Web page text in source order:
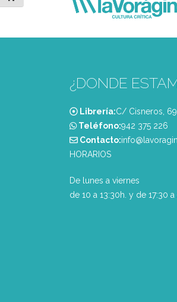
¿DONDE
Librería:C/ Cisneros, 69
Teléfono:‭942 375 226‬
Contacto:
HORARIOS
De lunes a viernes
de 10 a 13:30h. y de 17:30 a